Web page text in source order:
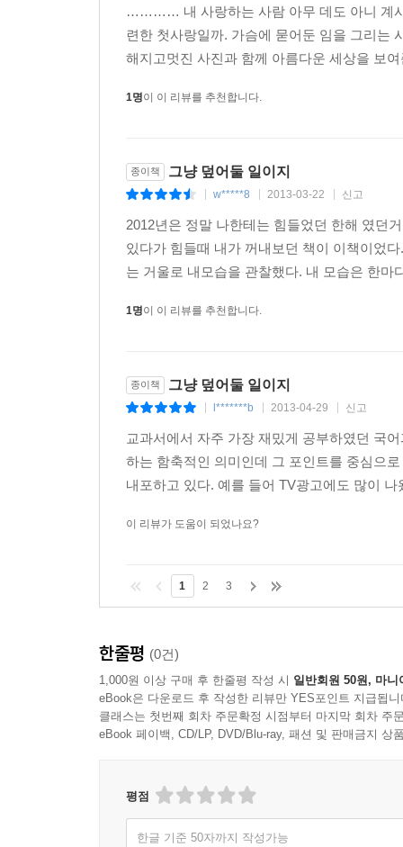
의젓이 잎이 솟아 있는 난은
작은 공간에서도 천지를 함께하고
온갖 잡귀가
가을의 호수 겨울의 설원
그런 것도 거느리면서
난처럼…….
그는 ‘온갖 악귀가 갖은 짓 다 부리던 요사한’ 시
삶으로 회귀한다. 아흔 살 노 시인은 자신의 지난
………… 내 사랑하는 사람 아무 데도 아니 계시
련한 첫사랑일까. 가슴에 묻어둔 임을 그리는
해지고멋진 사진과 함께 아름다운 세상을 보
1명이 이 리뷰를 추천합니다.
종이책 그냥 덮어둘 일이지
w*****8 2013-03-22 신고
2012년은 정말 나한테는 힘들었던 한해 였던
있다가 힘들때 내가 꺼내보던 책이 이책이었
는 거울로 내모습을 관찰했다. 내 모습은 한
1명이 이 리뷰를 추천합니다.
종이책 그냥 덮어둘 일이지
l*******b 2013-04-29 신고
교과서에서 자주 가장 재밌게 공부하였던 국
하는 함축적인 의미인데 그 포인트를 중심으
내포하고 있다. 예를 들어 TV광고에도 많이
이 리뷰가 도움이 되었나요?
1 2 3
한줄평 (0건)
1,000원 이상 구매 후 한줄평 작성 시 일반회원 50원, 마니
eBook은 다운로드 후 작성한 리뷰만 YES포인트 지급됩니
클래스는 첫번째 회차 주문확정 시점부터 마지막 회차 주
eBook 페이백, CD/LP, DVD/Blu-ray, 패션 및 판매금지 상
평점
한글 기준 50자까지 작성가능